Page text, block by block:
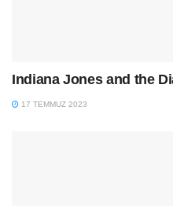
Indiana Jones and the
17 TEMMUZ 2023